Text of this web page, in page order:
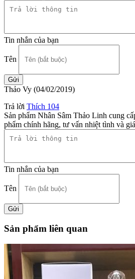
Tin nhắn của bạn
Tên
Thảo Vy (04/02/2019)
Trả lời Thích 104
Sản phẩm Nhân Sâm Thảo Linh cung
phẩm chính hãng, tư vấn nhiệt tình và
Tin nhắn của bạn
Tên
Sản phẩm liên quan